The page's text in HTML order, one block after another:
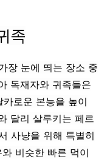
족
장 눈에 띄는 장소 중
독재자와 귀족들은
로운 본능을 높이
달리 살루키는 페르
사냥을 위해 특별히
비슷한 빠른 먹이